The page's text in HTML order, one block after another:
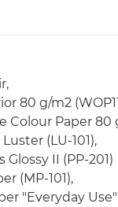
80 g/m2
Colour Paper 80
(LU-101),
II (PP-201)
(MP-101),
"Everyday Use"